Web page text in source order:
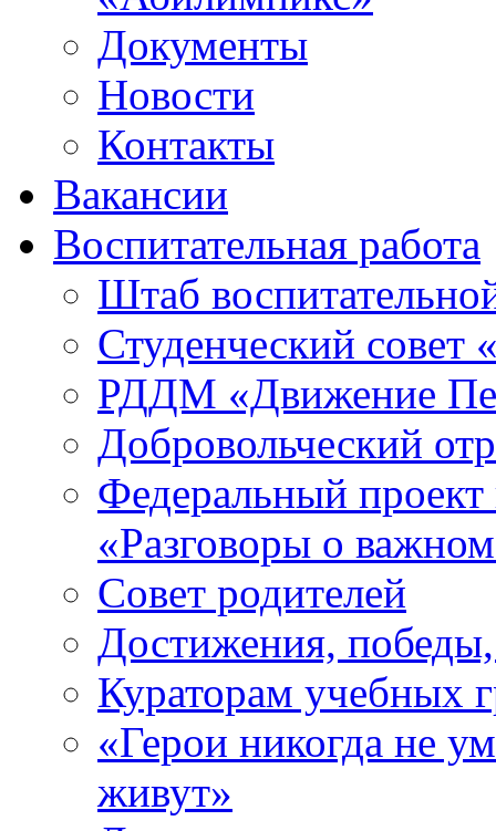
Документы
Новости
Контакты
Вакансии
Воспитательная работа
Штаб
Студенческий совет
РДДМ «Движение
Добровольческий
Федеральный
«Разговоры о
Совет родителей
Достижения,
Кураторам учебных
«Герои никогда не
живут»